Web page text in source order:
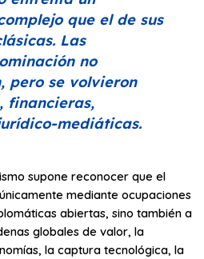
que el de sus
Las
no
pero se volvieron
financieras,
mediáticas.
supone reconocer que el
mediante ocupaciones
abiertas, sino también a
globales de valor, la
la captura tecnológica, la